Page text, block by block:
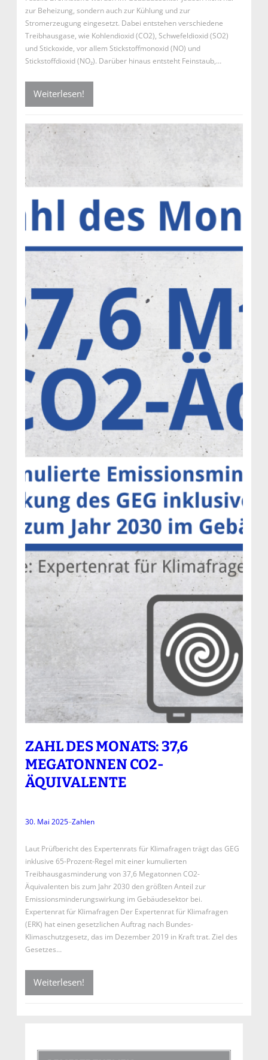
zur Beheizung, sondern auch zur Kühlung und zur
Stromerzeugung eingesetzt. Dabei entstehen verschiedene
Treibhausgase, wie Kohlendioxid (CO2), Schwefeldioxid (SO2)
und Stickoxide, vor allem Stickstoffmonoxid (NO) und
Stickstoffdioxid (NO₂). Darüber hinaus entsteht Feinstaub,…
Weiterlesen!
ZAHL DES MONATS: 37,6
MEGATONNEN CO2-
ÄQUIVALENTE
30. Mai 2025–Zahlen
Laut Prüfbericht des Expertenrats für Klimafragen trägt das GEG
inklusive 65-Prozent-Regel mit einer kumulierten
Treibhausgasminderung von 37,6 Megatonnen CO2-
Äquivalenten bis zum Jahr 2030 den größten Anteil zur
Emissionsminderungswirkung im Gebäudesektor bei.
Expertenrat für Klimafragen Der Expertenrat für Klimafragen
(ERK) hat einen gesetzlichen Auftrag nach Bundes-
Klimaschutzgesetz, das im Dezember 2019 in Kraft trat. Ziel des
Gesetzes…
Weiterlesen!